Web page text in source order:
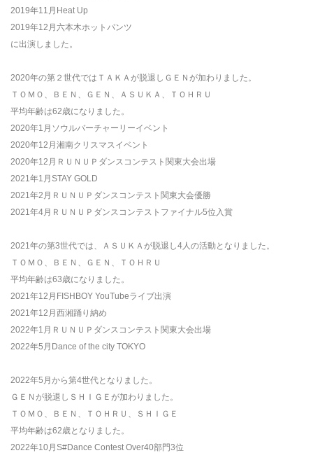
2019年11月Heat Up
2019年12月六本木ホットパンツ
に出演しました。
2020年の第２世代ではＴＡＫＡが脱退しＧＥＮが加わりました。
ＴＯＭＯ、ＢＥＮ、ＧＥＮ、ＡＳＵＫＡ、ＴＯＨＲＵ
平均年齢は62歳になりました。
2020年1月ソウルバーチャーリーイベント
2020年12月湘南クリスマスイベント
2020年12月ＲＵＮＵＰダンスコンテスト関東大会出場
2021年1月STAY GOLD
2021年2月ＲＵＮＵＰダンスコンテスト関東大会優勝
2021年4月ＲＵＮＵＰダンスコンテストファイナル5位入賞
2021年の第3世代では、ＡＳＵＫＡが脱退し4人の活動となりました。
ＴＯＭＯ、ＢＥＮ、ＧＥＮ、ＴＯＨＲＵ
平均年齢は63歳になりました。
2021年12月FISHBOY YouTubeライブ出演
2021年12月西湘踊り納め
2022年1月ＲＵＮＵＰダンスコンテスト関東大会出場
2022年5月Dance of the city TOKYO
2022年5月から第4世代となりました。
ＧＥＮが脱退しＳＨＩＧＥが加わりました。
ＴＯＭＯ、ＢＥＮ、ＴＯＨＲＵ、ＳＨＩＧＥ
平均年齢は62歳となりました。
2022年10月S#Dance Contest Over40部門3位